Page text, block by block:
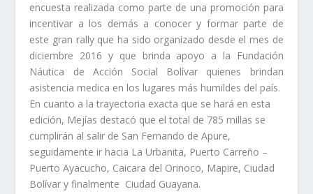
encuesta realizada como parte de una promoción para
incentivar a los demás a conocer y formar parte de
este gran rally que ha sido organizado desde el mes de
diciembre 2016 y que brinda apoyo a la Fundación
Náutica de Acción Social Bolívar quienes brindan
asistencia medica en los lugares más humildes del país.
En cuanto a la trayectoria exacta que se hará en esta
edición, Mejías destacó que el total de 785 millas se
cumplirán al salir de San Fernando de Apure,
seguidamente ir hacia La Urbanita, Puerto Carreño –
Puerto Ayacucho, Caicara del Orinoco, Mapire, Ciudad
Bolívar y finalmente Ciudad Guayana.